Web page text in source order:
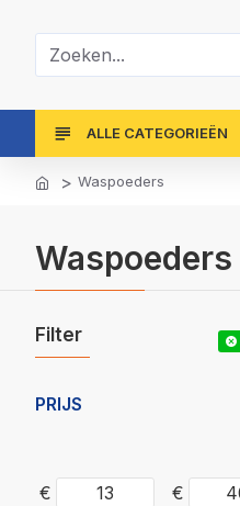
ALLE CATEGORIEËN
Waspoeders
Waspoeders
Filter
PRIJS
€ €